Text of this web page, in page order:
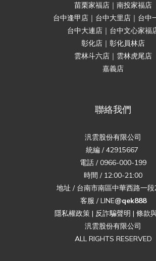
苗栗家福店｜南投家福店
台中逢甲店｜台中大里店｜台中
台中大連店｜台中文心家福
彰化店｜彰化員林店
雲林斗六店｜雲林虎尾店
嘉義店
聯絡我們
汎雲股份有限公司
統編 / 42915667
電話 / 0966-000-199
時間 / 12:00-21:00
地址 / 台南市南區中華西路一
客服 / LINE@qek888
隱私權政策 | 反詐騙聲明 | 條款
汎雲股份有限公司
ALL RIGHTS RESERVED